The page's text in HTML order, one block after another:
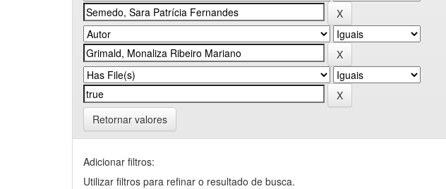
Retornar valores
Adicionar filtros:
Utilizar filtros para refinar o resultado de busca.